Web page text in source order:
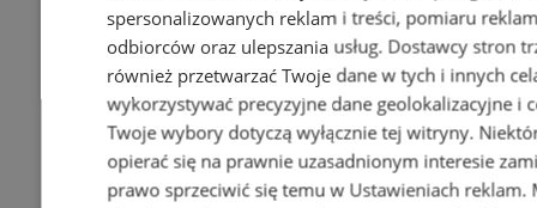
spersonalizowanych reklam i treści, pomiaru
odbiorców oraz ulepszania usług. Dostawcy stron
również przetwarzać Twoje dane w tych i innych
wykorzystywać precyzyjne dane geolokalizacyjne i
Twoje wybory dotyczą wyłącznie tej witryny.
opierać się na prawnie uzasadnionym interesie
prawo sprzeciwić się temu w Ustawieniach reklam.